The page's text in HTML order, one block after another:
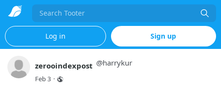
Search
Log in Sign up
zerooindexpost @harrykur
Feb 3 ·